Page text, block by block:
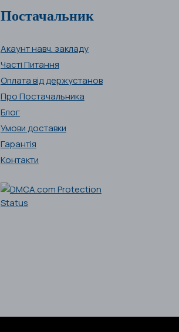
Постачальник
Акаунт навч. закладу
Часті Питання
Оплата від держустанов
Про Постачальника
Блог
Умови доставки
Гарантія
Контакти